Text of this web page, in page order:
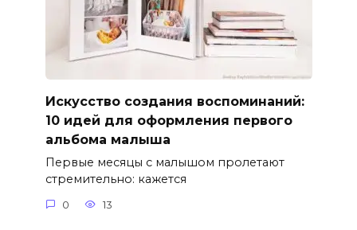
Искусство создания воспоминаний:
10 идей для оформления первого
альбома малыша
Первые месяцы с малышом пролетают
стремительно: кажется
0 13